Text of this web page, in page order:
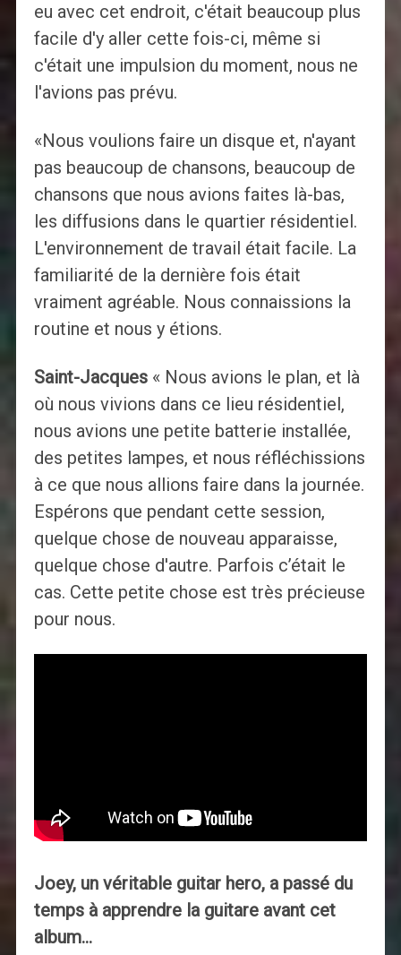
eu avec cet endroit, c'était beaucoup plus
facile d'y aller cette fois-ci, même si
c'était une impulsion du moment, nous ne
l'avions pas prévu.
«Nous voulions faire un disque et, n'ayant
pas beaucoup de chansons, beaucoup de
chansons que nous avions faites là-bas,
les diffusions dans le quartier résidentiel.
L'environnement de travail était facile. La
familiarité de la dernière fois était
vraiment agréable. Nous connaissions la
routine et nous y étions.
Saint-Jacques« Nous avions le plan, et là
où nous vivions dans ce lieu résidentiel,
nous avions une petite batterie installée,
des petites lampes, et nous réfléchissions
à ce que nous allions faire dans la journée.
Espérons que pendant cette session,
quelque chose de nouveau apparaisse,
quelque chose d'autre. Parfois c’était le
cas. Cette petite chose est très précieuse
pour nous.
Joey, un véritable guitar hero, a passé du
temps à apprendre la guitare avant cet
album…